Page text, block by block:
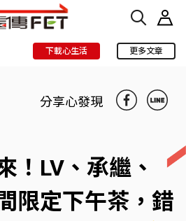
下載心生活 更多文章
分享心發現
！LV、承繼、
限定下午茶，錯